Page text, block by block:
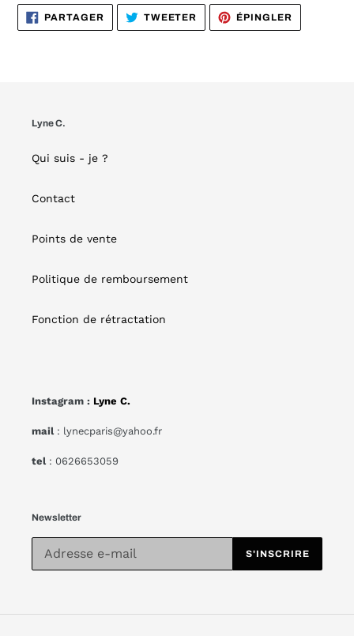
PARTAGERPARTAGER
SUR
FACEBOOK
TWEETER TWEETER
SUR
TWITTER
ÉPINGLER
PINTEREST
Lyne C.
Qui suis - je ?
Contact
Points de vente
Politique de remboursement
Fonction de rétractation
Instagram : Lyne C.
mail : lynecparis@yahoo.fr
tel : 0626653059
Newsletter
S'INSCRIRE